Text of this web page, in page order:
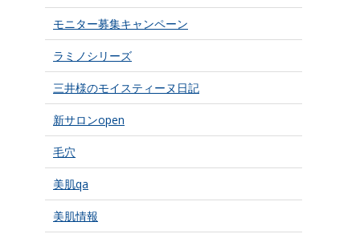
モニター募集キャンペーン
ラミノシリーズ
三井様のモイスティーヌ日記
新サロンopen
毛穴
美肌qa
美肌情報